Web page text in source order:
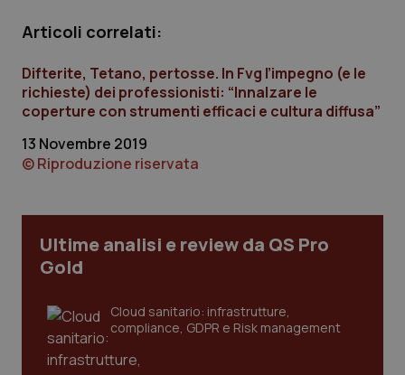
Emilia-Romagna
Friuli Venezia Giulia
Liguria
Marche
Colesterolo & coronaropatie
Dermatite Atopica
Disturbi dell’umore
Donna & Salute
Articoli correlati:
Difterite, Tetano, pertosse. In Fvg l’impegno (e le
richieste) dei professionisti: “Innalzare le
coperture con strumenti efficaci e cultura diffusa”
13 Novembre 2019
© Riproduzione riservata
Ultime analisi e review da QS Pro
Gold
Cloud sanitario: infrastrutture,
compliance, GDPR e Risk management